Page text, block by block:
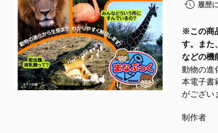
履歴
※この商
す。また
などの機
動物の進
本電子書
がござい
制作者